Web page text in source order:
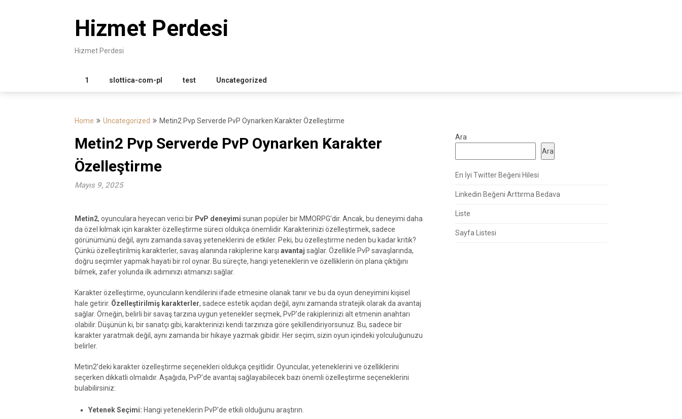
Hizmet Perdesi
Hizmet Perdesi
1 slottica-com-pl test Uncategorized
Home Uncategorized Metin2 Pvp Serverde PvP Oynarken Karakter Özelleştirme
Metin2 Pvp Serverde PvP Oynarken Karakter
Özelleştirme
Mayıs 9, 2025
Metin2, oyunculara heyecan verici bir PvP deneyimi sunan popüler bir MMORPG’dir. Ancak, bu deneyimi daha
da özel kılmak için karakter özelleştirme süreci oldukça önemlidir. Karakterinizi özelleştirmek, sadece
görünümünü değil, aynı zamanda savaş yeteneklerini de etkiler. Peki, bu özelleştirme neden bu kadar kritik?
Çünkü özelleştirilmiş karakterler, savaş alanında rakiplerine karşı avantaj sağlar. Özellikle PvP savaşlarında,
doğru seçimler yapmak hayati bir rol oynar. Bu süreçte, hangi yeteneklerin ve özelliklerin ön plana çıktığını
bilmek, zafer yolunda ilk adımınızı atmanızı sağlar.
Karakter özelleştirme, oyuncuların kendilerini ifade etmesine olanak tanır ve bu da oyun deneyimini kişisel
hale getirir. Özelleştirilmiş karakterler, sadece estetik açıdan değil, aynı zamanda stratejik olarak da avantaj
sağlar. Örneğin, belirli bir savaş tarzına uygun yetenekler seçmek, PvP’de rakiplerinizi alt etmenin anahtarı
olabilir. Düşünün ki, bir sanatçı gibi, karakterinizi kendi tarzınıza göre şekillendiriyorsunuz. Bu, sadece bir
karakter yaratmak değil, aynı zamanda bir hikaye yazmak gibidir. Her seçim, sizin oyun içindeki yolculuğunuzu
belirler.
Metin2’deki karakter özelleştirme seçenekleri oldukça çeşitlidir. Oyuncular, yeteneklerini ve özelliklerini
seçerken dikkatli olmalıdır. Aşağıda, PvP’de avantaj sağlayabilecek bazı önemli özelleştirme seçeneklerini
bulabilirsiniz:
Yetenek Seçimi: Hangi yeteneklerin PvP’de etkili olduğunu araştırın.
Ara
Ara
En İyi Twitter Beğeni Hilesi
Linkedin Beğeni Arttırma Bedava
Liste
Sayfa Listesi